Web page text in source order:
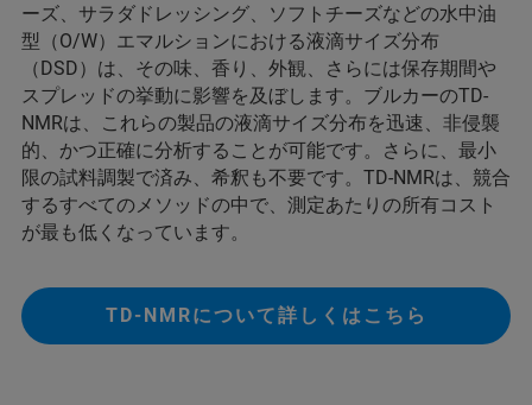
ーズ、サラダドレッシング、ソフトチーズなどの水中油
型（O/W）エマルションにおける液滴サイズ分布
（DSD）は、その味、香り、外観、さらには保存期間や
スプレッドの挙動に影響を及ぼします。ブルカーのTD-
NMRは、これらの製品の液滴サイズ分布を迅速、非侵襲
的、かつ正確に分析することが可能です。さらに、最小
限の試料調製で済み、希釈も不要です。TD-NMRは、競合
するすべてのメソッドの中で、測定あたりの所有コスト
が最も低くなっています。
TD-NMRについて詳しくはこちら